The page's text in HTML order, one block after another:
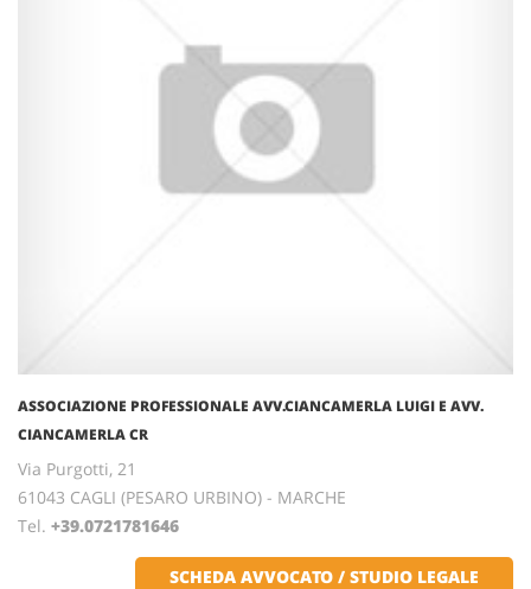
ASSOCIAZIONE PROFESSIONALE AVV.CIANCAMERLA LUIGI E AVV.
CIANCAMERLA CR
Via Purgotti, 21
61043 CAGLI (PESARO URBINO) - MARCHE
Tel. +39.0721781646
SCHEDA AVVOCATO / STUDIO LEGALE